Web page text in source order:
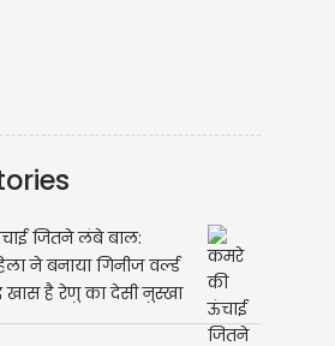
जितने लंबे बाल:
ने बनाया गिनीज वर्ल्ड
खास है रेणु का देसी नुस्खा